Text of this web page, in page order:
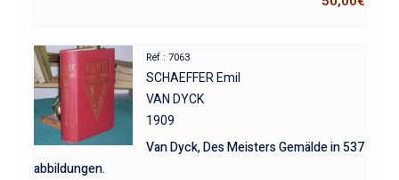
Réf : 7063
SCHAEFFER Emil
VAN DYCK
1909
Van Dyck, Des Meisters Gemälde in 537
abbildungen.